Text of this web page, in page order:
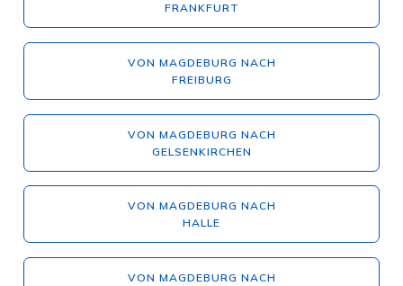
FRANKFURT
VON MAGDEBURG NACH
FREIBURG
VON MAGDEBURG NACH
GELSENKIRCHEN
VON MAGDEBURG NACH
HALLE
VON MAGDEBURG NACH